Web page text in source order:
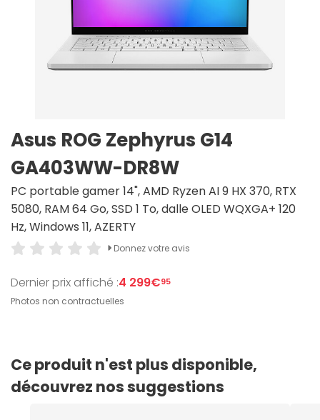
Asus ROG Zephyrus G14
GA403WW-DR8W
PC portable gamer 14", AMD Ryzen AI 9 HX 370, RTX
5080, RAM 64 Go, SSD 1 To, dalle OLED WQXGA+ 120
Hz, Windows 11, AZERTY
Donnez votre avis
Dernier prix affiché :4 299€95
Photos non contractuelles
Ce produit n'est plus disponible,
découvrez nos suggestions